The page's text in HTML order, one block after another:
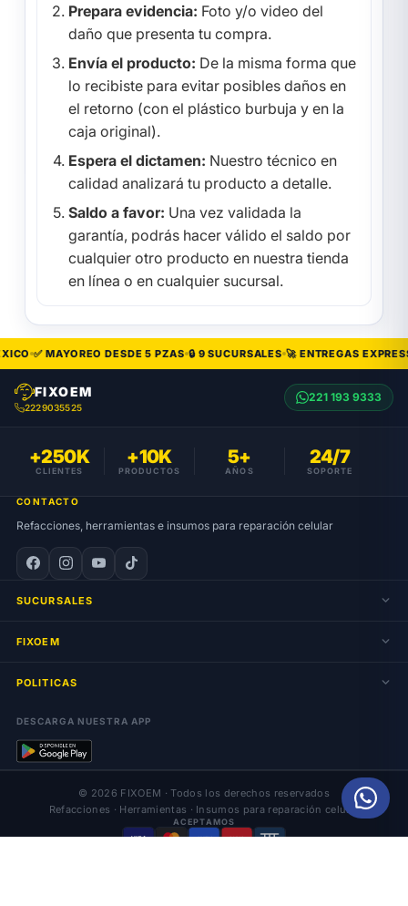
Prepara evidencia: Foto y/o video del
daño que presenta tu compra.
Envía el producto: De la misma forma que
lo recibiste para evitar posibles daños en
el retorno (con el plástico burbuja y en la
caja original).
Espera el dictamen: Nuestro técnico en
calidad analizará tu producto a detalle.
Saldo a favor: Una vez validada la
garantía, podrás hacer válido el saldo por
cualquier otro producto en nuestra tienda
en línea o en cualquier sucursal.
✅ MAYOREO DESDE 5 PZAS 🔒 9 SUCURSALES 🚀 ENTREGAS EXPRESS
FIXOEM
2229035525
221 193 9333
+250K
CLIENTES
+10K
PRODUCTOS
5+
AÑOS
24/7
SOPORTE
CONTACTO
Refacciones, herramientas e insumos para reparación celular
SUCURSALES
FIXOEM
POLITICAS
DESCARGA NUESTRA APP
© 2026 FIXOEM · Todos los derechos reservados
Refacciones · Herramientas · Insumos para reparación celular
ACEPTAMOS
VISA AMEX OXXO